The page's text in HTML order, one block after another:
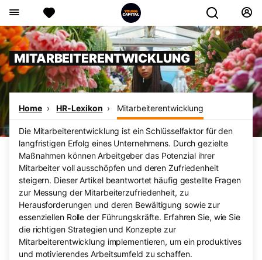
MITARBEITERENTWICKLUNG
Home HR-Lexikon Mitarbeiterentwicklung
Die Mitarbeiterentwicklung ist ein Schlüsselfaktor für den
langfristigen Erfolg eines Unternehmens. Durch gezielte
Maßnahmen können Arbeitgeber das Potenzial ihrer
Mitarbeiter voll ausschöpfen und deren Zufriedenheit
steigern. Dieser Artikel beantwortet häufig gestellte Fragen
zur Messung der Mitarbeiterzufriedenheit, zu
Herausforderungen und deren Bewältigung sowie zur
essenziellen Rolle der Führungskräfte. Erfahren Sie, wie Sie
die richtigen Strategien und Konzepte zur
Mitarbeiterentwicklung implementieren, um ein produktives
und motivierendes Arbeitsumfeld zu schaffen.